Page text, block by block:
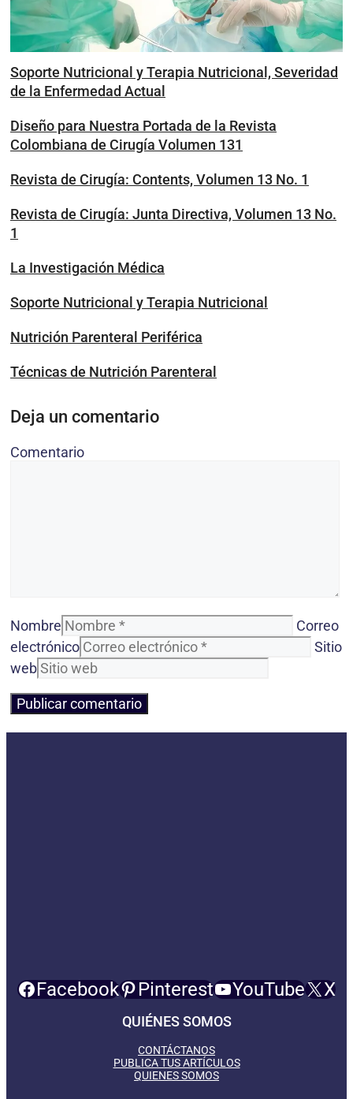
Soporte Nutricional y Terapia Nutricional, Severidad
de la Enfermedad Actual
Diseño para Nuestra Portada de la Revista
Colombiana de Cirugía Volumen 131
Revista de Cirugía: Contents, Volumen 13 No. 1
Revista de Cirugía: Junta Directiva, Volumen 13 No.
1
La Investigación Médica
Soporte Nutricional y Terapia Nutricional
Nutrición Parenteral Periférica
Técnicas de Nutrición Parenteral
Deja un comentario
Comentario
Nombre
Correo
electrónico
Sitio
web
Facebook Pinterest YouTube X
QUIÉNES SOMOS
CONTÁCTANOS
PUBLICA TUS ARTÍCULOS
QUIENES SOMOS